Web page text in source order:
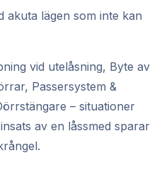
akuta lägen som inte kan
vid utelåsning, Byte av
Passersystem &
– situationer
av en låssmed sparar